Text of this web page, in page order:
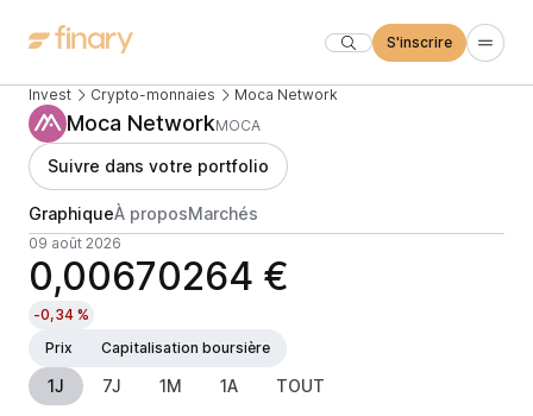
S'inscrire
Invest Crypto-monnaies Moca Network
Moca NetworkMOCA
Suivre dans votre portfolio
GraphiqueÀ proposMarchés
09 août 2026
0,00670264 €
-0,34 %
Prix
Capitalisation boursière
1J 7J 1M 1A TOUT